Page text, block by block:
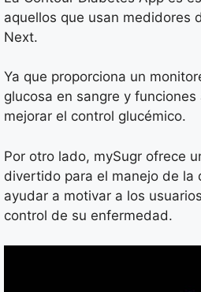
aquellos que usan medidores
Next.
Ya que proporciona un
glucosa en sangre y
mejorar el control glucémico.
Por otro lado, mySugr ofrece
divertido para el manejo de la
ayudar a motivar a los
control de su enfermedad.